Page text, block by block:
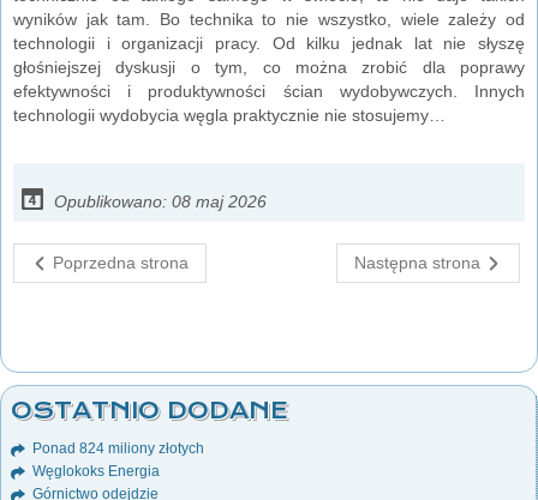
wyników jak tam. Bo technika to nie wszystko, wiele zależy od
technologii i organizacji pracy. Od kilku jednak lat nie słyszę
głośniejszej dyskusji o tym, co można zrobić dla poprawy
efektywności i produktywności ścian wydobywczych. Innych
technologii wydobycia węgla praktycznie nie stosujemy…
Opublikowano: 08 maj 2026
Poprzedna strona Następna strona
OSTATNIO DODANE
Ponad 824 miliony złotych
Węglokoks Energia
Górnictwo odejdzie